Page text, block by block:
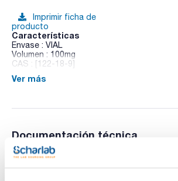
Imprimir ficha de
producto
Características
Envase : VIAL
Volumen : 100mg
CAS : [122-18-9]
Benzyldimethylhexadecylammonium chloride
Ver más
Documentación técnica
TDS / Ficha técnica